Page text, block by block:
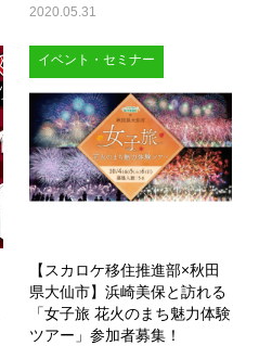
2020.05.31
イベント・セミナー
【スカロケ移住推進部×秋田
県大仙市】浜崎美保と訪れる
「女子旅 花火のまち魅力体験
ツアー」参加者募集！